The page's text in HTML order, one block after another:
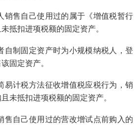
售自己使用过的属于《增值税暂行
抵扣进项税额的固定资产。
制固定资产时为小规模纳税人，登
固定资产。
计税方法征收增值税应税行为，销
未抵扣进项税额的固定资产。
售自己使用过的营改增试点前购入的